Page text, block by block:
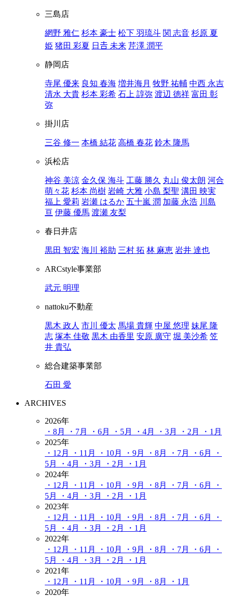
三島店
網野 雅仁 杉本 豪士 松下 羽琉斗 関 志音 杉原 夏
姫 猪田 彩夏 日𠮷 未来 芹澤 潤平
静岡店
寺尾 優来 良知 春海 増井海月 牧野 祐輔 中西 永吉
清水 大貴 杉本 彩希 石上 諄弥 渡辺 徳祥 富田 彰
弥
掛川店
三谷 修一 本橋 結花 高橋 春花 鈴木 隆馬
浜松店
神谷 美涼 金久保 海斗 工藤 勝久 丸山 俊太朗 河合
萌々花 杉本 尚樹 岩崎 大雅 小島 梨聖 溝田 映実
福上 愛莉 岩瀬 はるか 五十嵐 潤 加藤 永浩 川島
亘 伊藤 優馬 渡瀬 友梨
春日井店
黒田 智宏 海川 裕助 三村 拓 林 麻恵 岩井 達也
ARCstyle事業部
武元 明理
nattoku不動産
黒木 政人 市川 優太 馬場 貴輝 中屋 悠理 妹尾 隆
志 塚本 佳敬 黒木 由香里 安原 廣守 堀 美沙希 笠
井 貴弘
総合建築事業部
石田 愛
ARCHIVES
2026年
・8月
・7月 ・6月 ・5月 ・4月 ・3月 ・2月
・1月
2025年
・12月
・11月 ・10月 ・9月 ・8月 ・7月 ・6月
・
5月
・4月 ・3月 ・2月
・1月
2024年
・12月
・11月 ・10月 ・9月 ・8月 ・7月 ・6月
・
5月
・4月 ・3月 ・2月
・1月
2023年
・12月
・11月 ・10月 ・9月 ・8月 ・7月 ・6月
・
5月
・4月 ・3月 ・2月
・1月
2022年
・12月
・11月 ・10月 ・9月 ・8月 ・7月 ・6月
・
5月
・4月 ・3月 ・2月
・1月
2021年
・12月
・11月 ・10月 ・9月 ・8月
・1月
2020年